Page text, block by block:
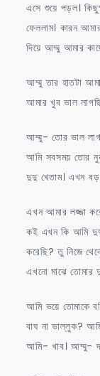
এসে শুয়ে পড়ল।
ফেললাম। কারন
দিয়ে আম্মু আমার
আম্মু তার হাতটা
আমার খুব ভাল
আম্মু- তোর ভাল
আমি সবসময় তোর
দুদু খেতাম। এখন বড়
এখন আমার লজ্জা
কই এখন কি আমি
করেছি? তু নিজে
এখনো মাঝে
আমি ভয়ে তোমাকে
বাঘ না ভাল্লুক?
আমি- খাব। আম্মু-